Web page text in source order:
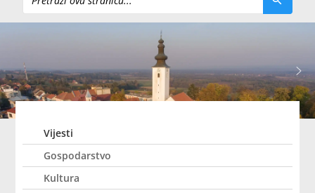
Pretraži
Vijesti
Gospodarstvo
Kultura